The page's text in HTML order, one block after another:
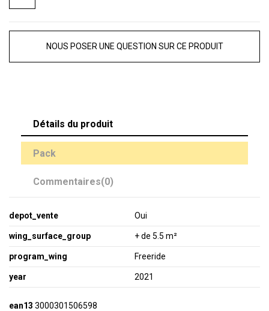
NOUS POSER UNE QUESTION SUR CE PRODUIT
Détails du produit
Pack
Commentaires(0)
depot_vente Oui
wing_surface_group + de 5.5 m²
program_wing Freeride
year 2021
ean13 3000301506598